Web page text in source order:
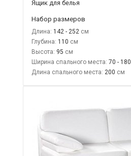
Ящик для белья
Набор размеров
Длина: 142 - 252
Глубина: 110
Высота: 95
Ширина спального места: 70 - 180
Длина спального места: 200